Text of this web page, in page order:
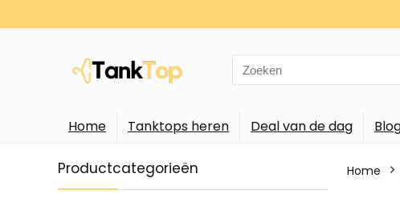
Search
for:
Home Tanktops heren Deal van de dag
Productcategorieën Home